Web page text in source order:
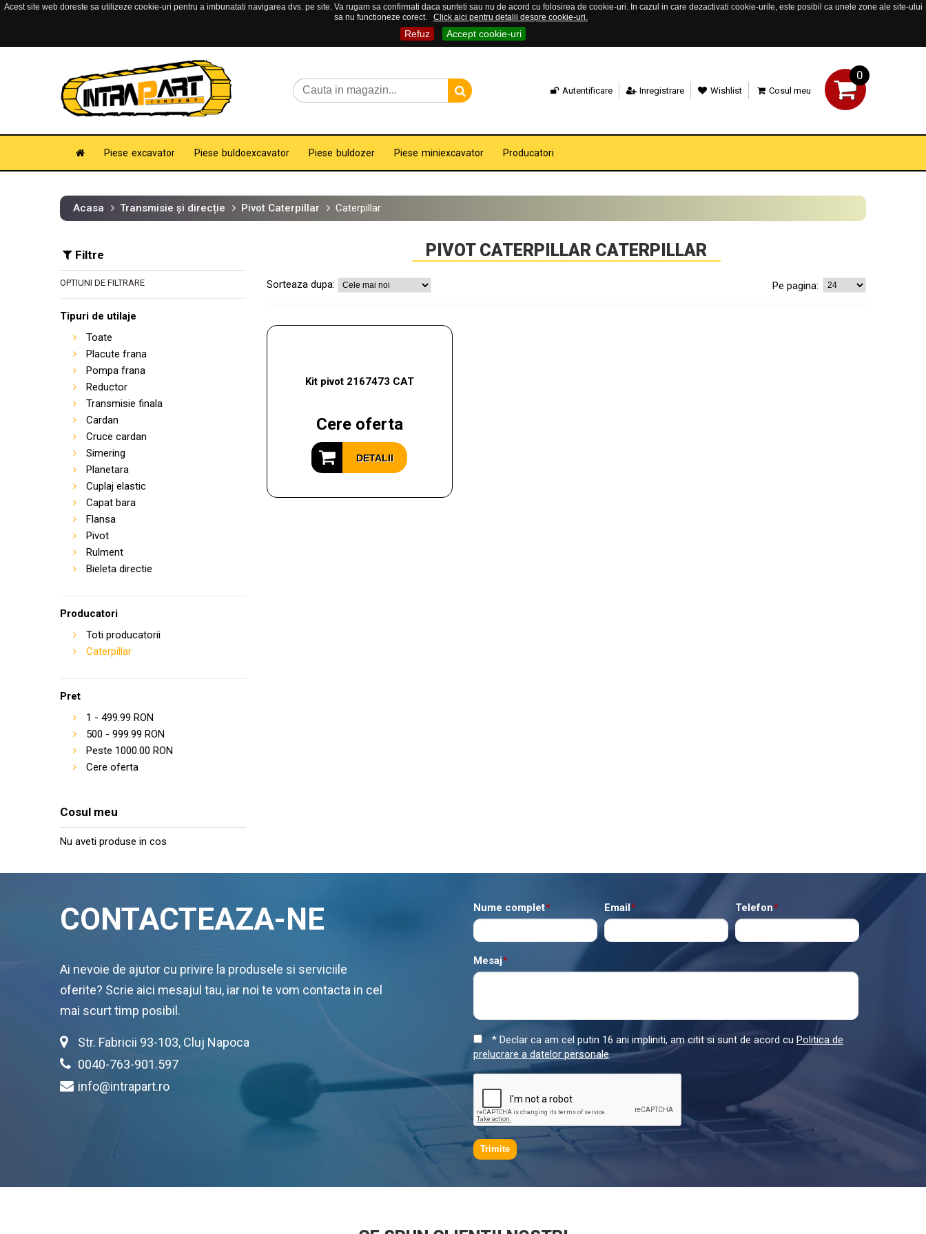
Acest site web doreste sa utilizeze cookie-uri pentru a imbunatati navigarea dvs. pe site. Va rugam sa confirmati daca sunteti sau nu de acord cu folosirea de cookie-uri. In cazul in care dezactivati cookie-urile, este posibil ca unele zone ale site-ului
sa nu functioneze corect.
Click aici pentru detalii despre cookie-uri.
Refuz Accept cookie-uri
0
Autentificare Inregistrare Wishlist Cosul meu
Piese excavator Piese buldoexcavator Piese buldozer Piese miniexcavator Producatori
Acasa Transmisie și direcție Pivot Caterpillar Caterpillar
Filtre
OPTIUNI DE FILTRARE
Tipuri de utilaje
Toate
Placute frana
Pompa frana
Reductor
Transmisie finala
Cardan
Cruce cardan
Simering
Planetara
Cuplaj elastic
Capat bara
Flansa
Pivot
Rulment
Bieleta directie
Producatori
Toti producatorii
Caterpillar
Pret
1 - 499.99 RON
500 - 999.99 RON
Peste 1000.00 RON
Cere oferta
Cosul meu
Nu aveti produse in cos
PIVOT CATERPILLAR CATERPILLAR
Pe pagina:
Sorteaza dupa:
Kit pivot 2167473 CAT
Cere oferta
DETALII
CONTACTEAZA-NE
Ai nevoie de ajutor cu privire la produsele si serviciile
oferite? Scrie aici mesajul tau, iar noi te vom contacta in cel
mai scurt timp posibil.
Str. Fabricii 93-103, Cluj Napoca
0040-763-901.597
info@intrapart.ro
*
Nume complet *
Email *
Telefon
*
Mesaj
* Declar ca am cel putin 16 ani impliniti, am citit si sunt de acord cu Politica de
prelucrare a datelor personale.
Trimite